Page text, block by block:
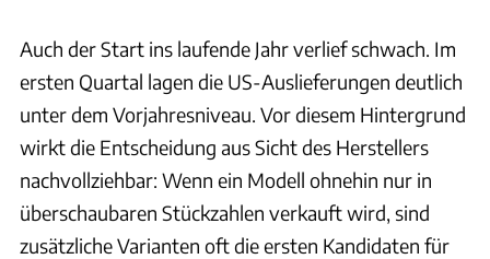
Auch der Start ins laufende Jahr verlief schwach. Im
ersten Quartal lagen die US-Auslieferungen deutlich
unter dem Vorjahresniveau. Vor diesem Hintergrund
wirkt die Entscheidung aus Sicht des Herstellers
nachvollziehbar: Wenn ein Modell ohnehin nur in
überschaubaren Stückzahlen verkauft wird, sind
zusätzliche Varianten oft die ersten Kandidaten für